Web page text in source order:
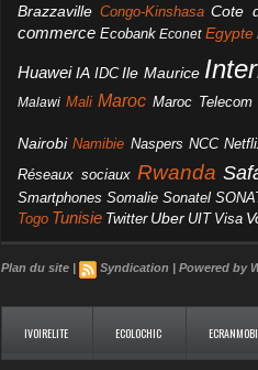
Brazzaville Congo-Kinshasa Cote
commerce Ecobank Econet Egypte
Huawei IA IDC Ile Maurice
Malawi Mali Maroc Maroc Telecom
Nairobi Namibie Naspers NCC
Réseaux sociaux Rwanda
Smartphones Somalie Sonatel
Togo Tunisie Twitter Uber UIT Visa
Plan du site | Syndication | Powered by
IVOIRELITE ECOLOCHIC